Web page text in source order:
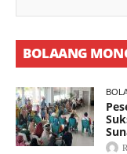
BOLAANG